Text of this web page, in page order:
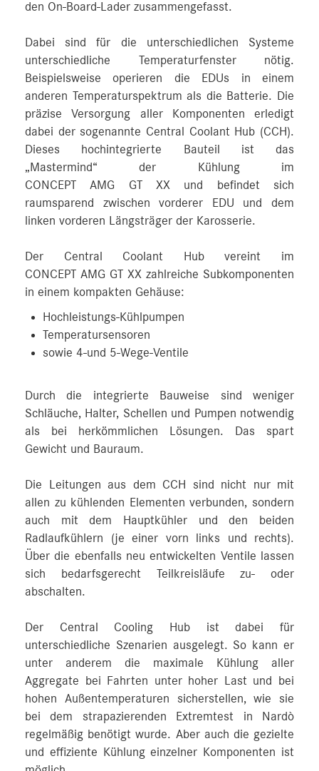
den On-Board-Lader zusammengefasst.
Dabei sind für die unterschiedlichen Systeme
unterschiedliche Temperaturfenster nötig.
Beispielsweise operieren die EDUs in einem
anderen Temperaturspektrum als die Batterie. Die
präzise Versorgung aller Komponenten erledigt
dabei der sogenannte Central Coolant Hub (CCH).
Dieses hochintegrierte Bauteil ist das
„Mastermind“ der Kühlung im
CONCEPT AMG GT XX und befindet sich
raumsparend zwischen vorderer EDU und dem
linken vorderen Längsträger der Karosserie.
Der Central Coolant Hub vereint im
CONCEPT AMG GT XX zahlreiche Subkomponenten
in einem kompakten Gehäuse:
Hochleistungs-Kühlpumpen
Temperatursensoren
sowie 4-und 5-Wege-Ventile
Durch die integrierte Bauweise sind weniger
Schläuche, Halter, Schellen und Pumpen notwendig
als bei herkömmlichen Lösungen. Das spart
Gewicht und Bauraum.
Die Leitungen aus dem CCH sind nicht nur mit
allen zu kühlenden Elementen verbunden, sondern
auch mit dem Hauptkühler und den beiden
Radlaufkühlern (je einer vorn links und rechts).
Über die ebenfalls neu entwickelten Ventile lassen
sich bedarfsgerecht Teilkreisläufe zu- oder
abschalten.
Der Central Cooling Hub ist dabei für
unterschiedliche Szenarien ausgelegt. So kann er
unter anderem die maximale Kühlung aller
Aggregate bei Fahrten unter hoher Last und bei
hohen Außentemperaturen sicherstellen, wie sie
bei dem strapazierenden Extremtest in Nardò
regelmäßig benötigt wurde. Aber auch die gezielte
und effiziente Kühlung einzelner Komponenten ist